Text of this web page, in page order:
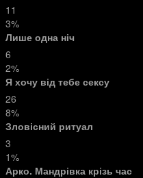
11
3%
Лише одна ніч
6
2%
Я хочу від тебе сексу
26
8%
Зловісний ритуал
3
1%
Арко. Мандрівка крізь час